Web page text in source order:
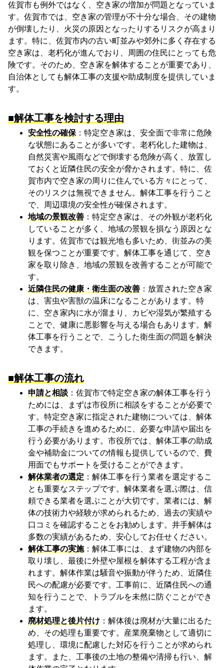
佐賀市も例外ではなく、空き家の増加が問題となっていま
す。佐賀市では、空き家の管理が不十分な場合、その建物
が倒壊したり、火災の原因となったりするリスクが高まり
ます。特に、佐賀市内の古い町並みや郊外に多く存在する
空き家は、老朽化が進んでおり、周囲の住民にとっても危
険です。そのため、空き家を解体することが重要であり、
自治体としても解体工事の支援や助成制度を提供していま
す。
■解体工事を検討する理由
安全性の確保 ：特定空き家は、安全面で非常に危険
な状態にあることが多いです。老朽化した建物は、
自然災害や風雨などで倒壊する危険が高く、放置し
ておくと近隣住民の安全が脅かされます。特に、佐
賀市内で空き家の周りに住んでいる方々にとって、
そのリスクは無視できません。解体工事を行うこと
で、周辺環境の安全性が確保されます。
地域の景観改善 ：特定空き家は、その外観が老朽化
していることが多く、地域の景観を損なう原因とな
ります。佐賀市では観光地も多いため、街並みの美
観を保つことが重要です。解体工事を通じて、空き
家を取り除き、地域の景観を改善することが可能で
す。
近隣住民の健康・衛生面の改善 ：放置された空き家
は、害虫や害獣の温床になることがあります。特
に、空き家内に水が溜まり、カビや湿気が繁殖する
ことで、健康に悪影響を与える場合もあります。解
体工事を行うことで、こうした衛生面の問題を解決
できます。
■解体工事の流れ
申請と相談 ：佐賀市で特定空き家の解体工事を行う
ためには、まずは市役所に相談をすることが必要で
す。特定空き家に指定された建物については、解体
工事の手続きを進めるために、必要な申請や届出を
行う必要があります。市役所では、解体工事の助成
金や補助金についての情報も提供しているので、費
用面でもサポートを受けることができます。
解体業者の選定 ：解体工事を行う業者を選定するこ
とも重要なステップです。解体業者を選ぶ際は、信
頼できる業者を選ぶことが大切です。業者には、解
体の技術力や経験が求められるため、過去の実績や
口コミを確認することをお勧めします。井手解体は
多数の実績があるため、安心してお任せください。
解体工事の実施：解体工事には、まず建物の内部を
取り壊し、最後に外壁や屋根を解体する工程が含ま
れます。解体作業は騒音や振動が伴うため、近隣住
民への配慮が必要です。工事前に、近隣住民への通
知を行うことで、トラブルを未然に防ぐことができ
ます。
廃材処理と後片付け ：解体後は廃材が大量に出るた
め、その処理も重要です。産業廃棄物として適切に
処理し、環境に配慮した対応を行うことが求められ
ます。また、工事後の土地の整備や清掃も行い、解